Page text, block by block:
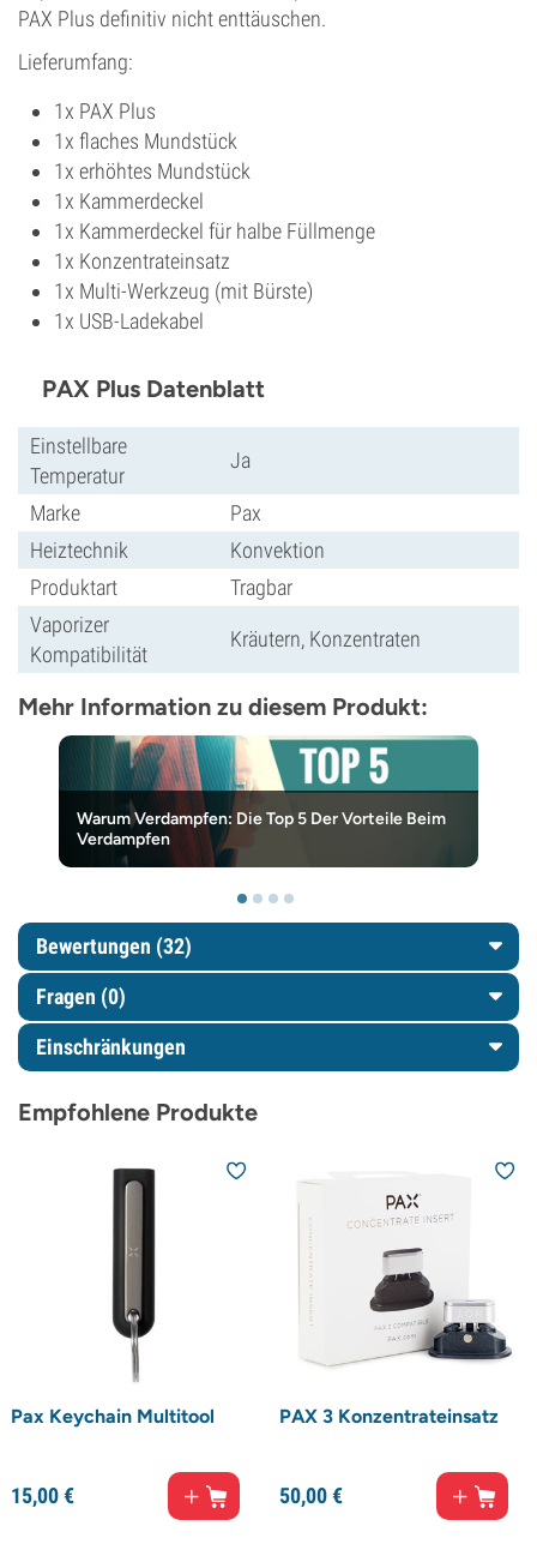
PAX Plus definitiv nicht enttäuschen.
Lieferumfang:
1x PAX Plus
1x flaches Mundstück
1x erhöhtes Mundstück
1x Kammerdeckel
1x Kammerdeckel für halbe Füllmenge
1x Konzentrateinsatz
1x Multi-Werkzeug (mit Bürste)
1x USB-Ladekabel
PAX Plus Datenblatt
Einstellbare
Temperatur
Ja
Marke
Pax
Heiztechnik
Konvektion
Produktart
Tragbar
Vaporizer
Kompatibilität
Kräutern, Konzentraten
Mehr Information zu diesem Produkt:
Warum Verdampfen: Die Top 5 Der Vorteile Beim
Verdampfen
Bewertungen (32)
Fragen (0)
Einschränkungen
Empfohlene Produkte
Pax Keychain Multitool
15,00€
PAX 3 Konzentrateinsatz
50,00€